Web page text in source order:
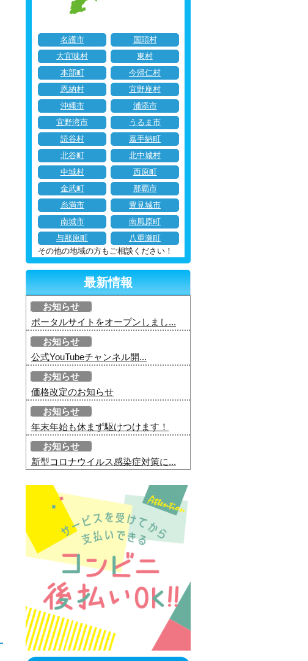
名護市
国頭村
大宜味村
東村
本部町
今帰仁村
恩納村
宜野座村
沖縄市
浦添市
宜野湾市
うるま市
読谷村
嘉手納町
北谷町
北中城村
中城村
西原町
金武町
那覇市
糸満市
豊見城市
南城市
南風原町
与那原町
八重瀬町
その他の地域の方もご相談ください！
最新情報
お知らせ
ポータルサイトをオープンしまし...
お知らせ
公式YouTubeチャンネル開...
お知らせ
価格改定のお知らせ
お知らせ
年末年始も休まず駆けつけます！
お知らせ
新型コロナウイルス感染症対策に...